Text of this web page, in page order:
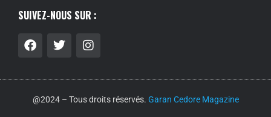
SUIVEZ-NOUS SUR :
@2024 – Tous droits réservés. Garan Cedore Magazine